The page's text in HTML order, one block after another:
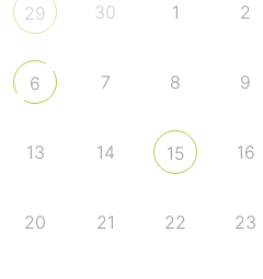
29 30 1 2
6 7 8 9
13 14 15 16
20 21 22 23